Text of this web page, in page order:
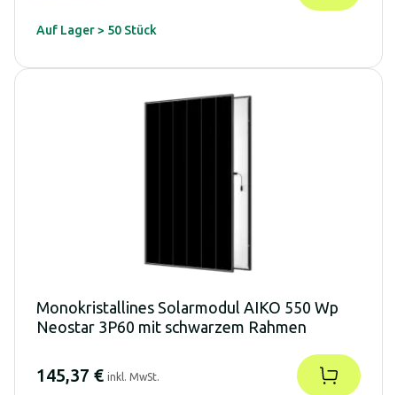
Auf Lager > 50 Stück
Monokristallines Solarmodul AIKO 550 Wp
Neostar 3P60 mit schwarzem Rahmen
145,37 € inkl. MwSt.